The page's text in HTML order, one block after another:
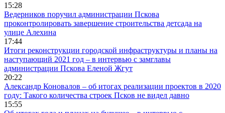
15:28
Ведерников поручил администрации Пскова
проконтролировать завершение строительства детсада на
улице Алехина
17:44
Итоги реконструкции городской инфраструктуры и планы на
наступающий 2021 год – в интервью с замглавы
администрации Пскова Еленой Жгут
20:22
Александр Коновалов – об итогах реализации проектов в 2020
году: Такого количества строек Псков не видел давно
15:55